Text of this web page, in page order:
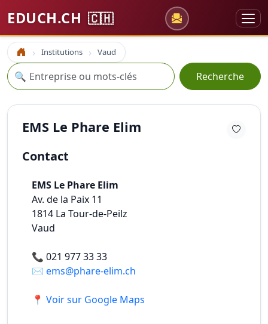
EDUCH.CH 🇨🇭
Accueil Institutions Vaud
Recherche
🔍 Recherche
EMS Le Phare Elim
Contact
EMS Le Phare Elim
Av. de la Paix 11
1814 La Tour-de-Peilz
Vaud
📞 021 977 33 33
✉️ ems@phare-elim.ch
📍 Voir sur Google Maps